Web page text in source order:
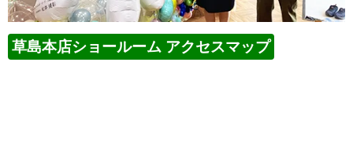
草島本店ショールーム アクセスマップ